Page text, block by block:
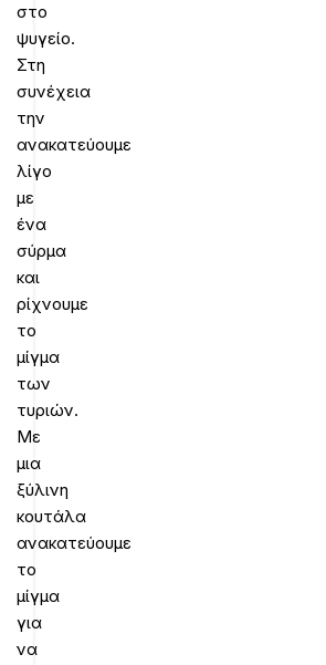
στο
ψυγείο.
Στη
συνέχεια
την
ανακατεύουμε
λίγο
με
ένα
σύρμα
και
ρίχνουμε
το
μίγμα
των
τυριών.
Με
μια
ξύλινη
κουτάλα
ανακατεύουμε
το
μίγμα
για
να